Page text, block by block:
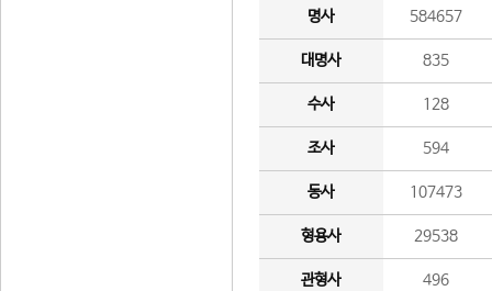
명사 584657
대명사 835
수사 128
조사 594
동사 107473
형용사 29538
관형사 496